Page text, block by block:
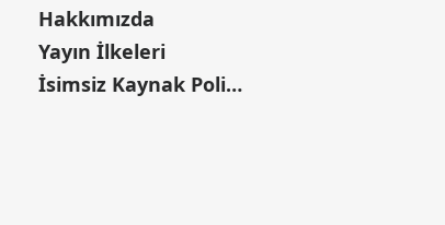
Hakkımızda
Yayın İlkeleri
İsimsiz Kaynak Politikası